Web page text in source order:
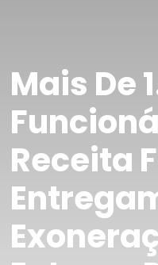
Mais De
Receita